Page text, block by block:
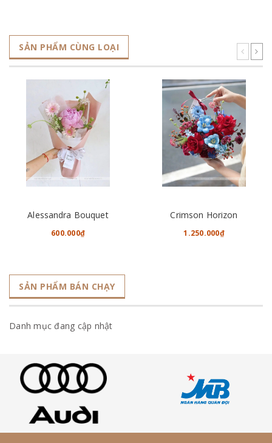
SẢN PHẨM CÙNG LOẠI
Alessandra Bouquet
600.000₫
Crimson Horizon
1.250.000₫
SẢN PHẨM BÁN CHẠY
Danh mục đang cập nhật